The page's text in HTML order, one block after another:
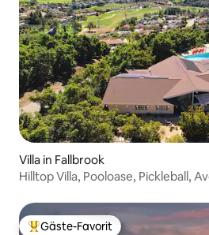
Villa in Fallbrook
Hilltop Villa, Pooloase, Pickleball,
Gäste-Favorit